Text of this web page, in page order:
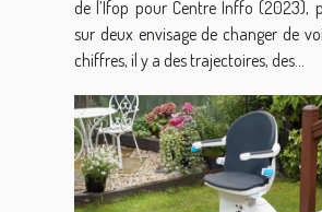
de l’Ifop pour Centre Inffo (2023),
sur deux envisage de changer de
chiffres, il y a des trajectoires, des...